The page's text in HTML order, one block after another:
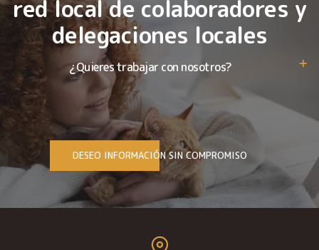
red local de colaboradores y
delegaciones locales
¿Quieres trabajar con nosotros?
DESEO INFORMACIÓN SIN COMPROMISO